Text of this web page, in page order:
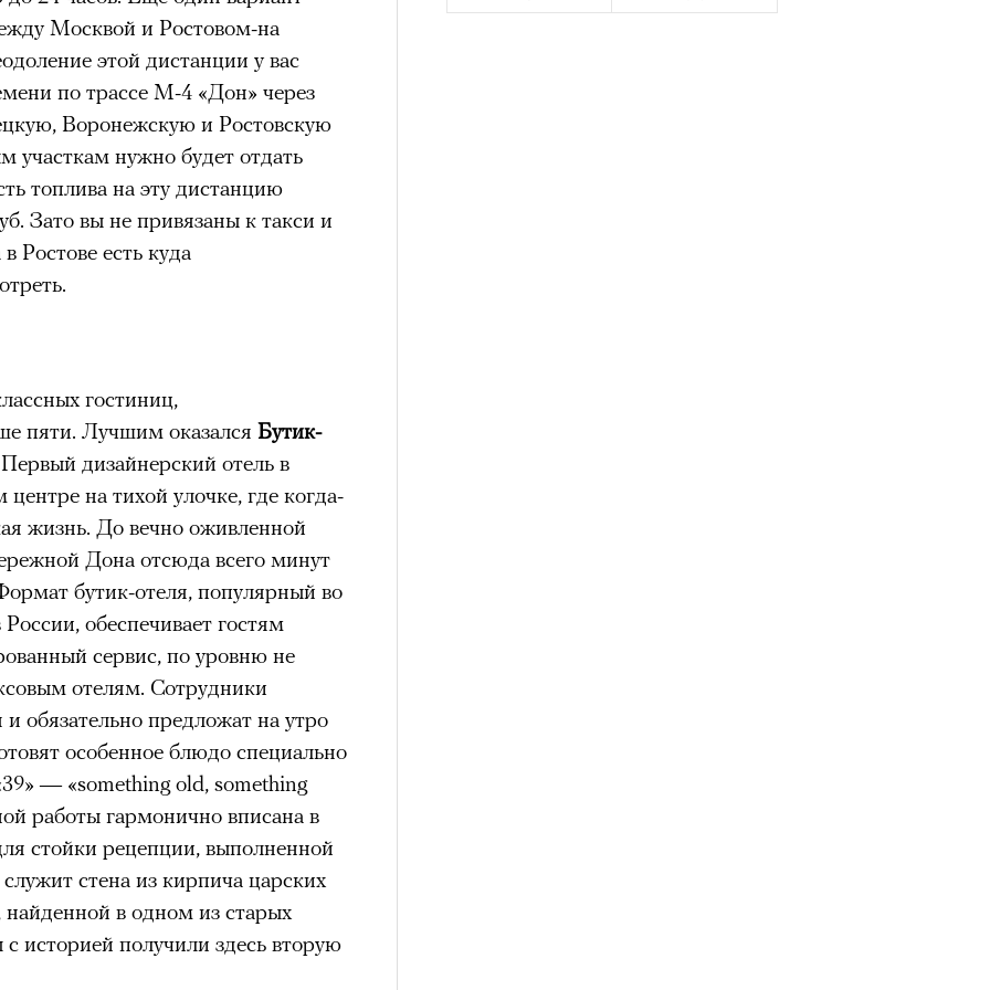
Москвой и Ростовом-на
этой дистанции у вас
по трассе М-4 «Дон» через
Воронежскую и Ростовскую
участкам нужно будет отдать
топлива на эту дистанцию
Зато вы не привязаны к такси и
Ростове есть куда
гостиниц,
пяти. Лучшим оказался Бутик-
дизайнерский отель в
на тихой улочке, где когда-
жизнь. До вечно оживленной
Дона отсюда всего минут
бутик-отеля, популярный во
обеспечивает гостям
сервис, по уровню не
отелям. Сотрудники
обязательно предложат на утро
особенное блюдо специально
— «something old, something
работы гармонично вписана в
стойки рецепции, выполненной
стена из кирпича царских
в одном из старых
историей получили здесь вторую
все 14 восьмитысячников
на 14 высочайших вершин
отчетливо показывает
и горного туризма. В 2024-м в
что стало десятилетним
в том же году жертвами
300 человек (издание The Asahi
«погибших или пропавших без
вершинаунеслажизни восьми
. Трагическим для российского
когда при восхождении на
и погибла группа из пятерых
на одном из самых опасных